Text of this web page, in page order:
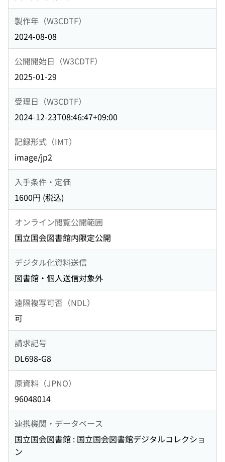
製作年（W3CDTF）
2024-08-08
公開開始日（W3CDTF）
2025-01-29
受理日（W3CDTF）
2024-12-23T08:46:47+09:00
記録形式（IMT）
image/jp2
入手条件・定価
1600円 (税込)
オンライン閲覧公開範囲
国立国会図書館内限定公開
デジタル化資料送信
図書館・個人送信対象外
遠隔複写可否（NDL）
可
請求記号
DL698-G8
原資料（JPNO）
96048014
連携機関・データベース
国立国会図書館 : 国立国会図書館デジタルコレクショ
ン